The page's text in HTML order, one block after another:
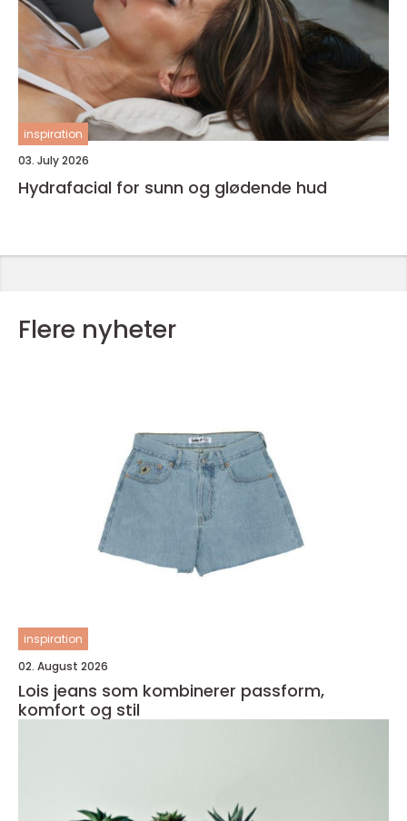
inspiration
03. July 2026
Hydrafacial for sunn og glødende hud
Flere nyheter
inspiration
02. August 2026
Lois jeans som kombinerer passform,
komfort og stil